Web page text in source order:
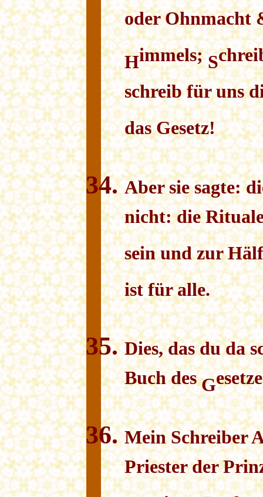
oder Ohnmacht
Himmels;S
schreib für uns
das Gesetz!
Aber sie sagte:
nicht: die
sein und zur
ist für alle.
Dies, das du da
Buch desG
Mein Schreiber
Priester der